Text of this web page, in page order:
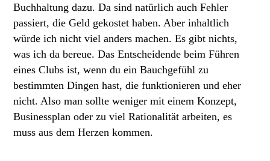
Buchhaltung dazu. Da sind natürlich auch Fehler
passiert, die Geld gekostet haben. Aber inhaltlich
würde ich nicht viel anders machen. Es gibt nichts,
was ich da bereue. Das Entscheidende beim Führen
eines Clubs ist, wenn du ein Bauchgefühl zu
bestimmten Dingen hast, die funktionieren und eher
nicht. Also man sollte weniger mit einem Konzept,
Businessplan oder zu viel Rationalität arbeiten, es
muss aus dem Herzen kommen.